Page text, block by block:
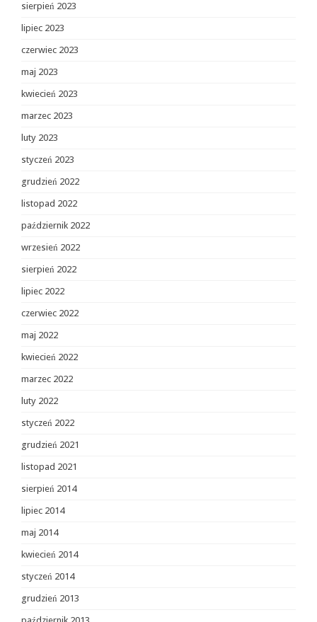
sierpień 2023
lipiec 2023
czerwiec 2023
maj 2023
kwiecień 2023
marzec 2023
luty 2023
styczeń 2023
grudzień 2022
listopad 2022
październik 2022
wrzesień 2022
sierpień 2022
lipiec 2022
czerwiec 2022
maj 2022
kwiecień 2022
marzec 2022
luty 2022
styczeń 2022
grudzień 2021
listopad 2021
sierpień 2014
lipiec 2014
maj 2014
kwiecień 2014
styczeń 2014
grudzień 2013